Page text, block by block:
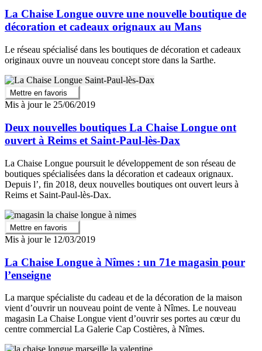
La Chaise Longue ouvre une nouvelle boutique de
décoration et cadeaux orignaux au Mans
Le réseau spécialisé dans les boutiques de décoration et cadeaux
originaux ouvre un nouveau concept store dans la Sarthe.
Mettre en favoris
Mis à jour le 25/06/2019
Deux nouvelles boutiques La Chaise Longue ont
ouvert à Reims et Saint-Paul-lès-Dax
La Chaise Longue poursuit le développement de son réseau de
boutiques spécialisées dans la décoration et cadeaux orignaux.
Depuis l’, fin 2018, deux nouvelles boutiques ont ouvert leurs à
Reims et Saint-Paul-lès-Dax.
Mettre en favoris
Mis à jour le 12/03/2019
La Chaise Longue à Nîmes : un 71e magasin pour
l’enseigne
La marque spécialiste du cadeau et de la décoration de la maison
vient d’ouvrir un nouveau point de vente à Nîmes. Le nouveau
magasin La Chaise Longue vient d’ouvrir ses portes au cœur du
centre commercial La Galerie Cap Costières, à Nîmes.